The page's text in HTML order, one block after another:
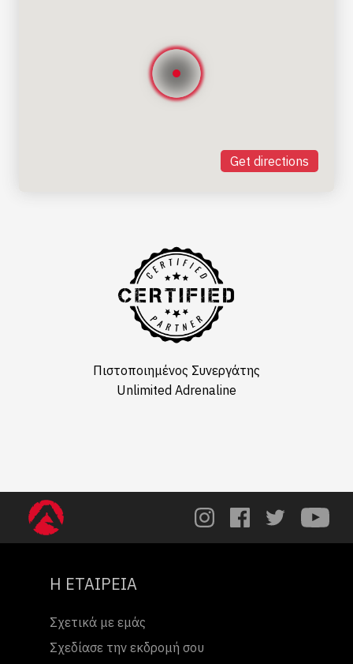
Get directions
Πιστοποιημένος Συνεργάτης
Unlimited Adrenaline
Η ΕΤΑΙΡΕΙΑ
Σχετικά με εμάς
Σχεδίασε την εκδρομή σου